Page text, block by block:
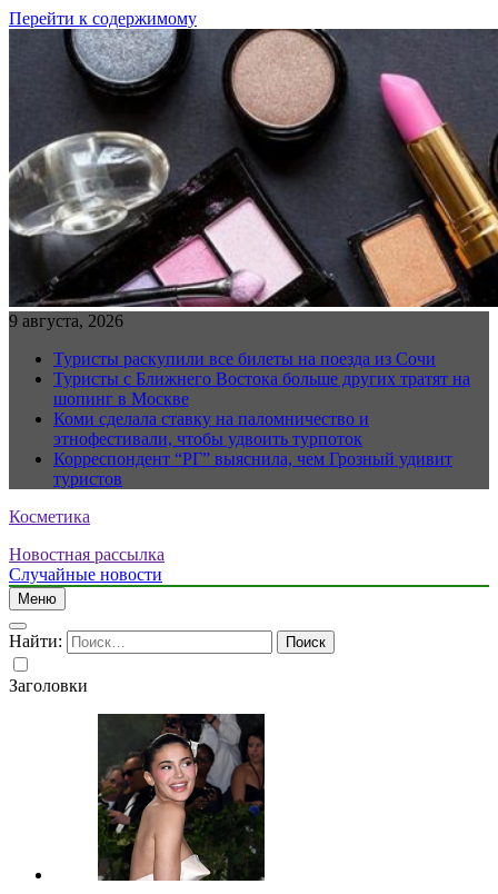
Перейти к содержимому
9 августа, 2026
Туристы раскупили все билеты на поезда из Сочи
Туристы с Ближнего Востока больше других тратят на
шопинг в Москве
Коми сделала ставку на паломничество и
этнофестивали, чтобы удвоить турпоток
Корреспондент “РГ” выяснила, чем Грозный удивит
туристов
Косметика
Новостная рассылка
Случайные новости
Меню
Найти:
Заголовки